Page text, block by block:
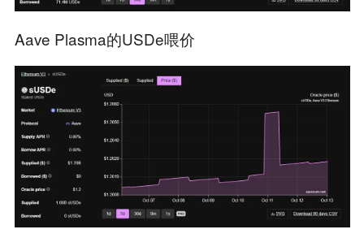
Aave Plasma的USDe喂价